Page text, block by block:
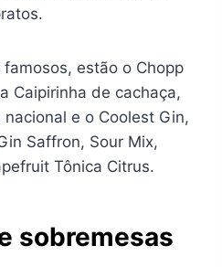
estão o Chopp
Caipirinha de cachaça,
e o Coolest Gin,
Saffron, Sour Mix,
Tônica Citrus.
sobremesas